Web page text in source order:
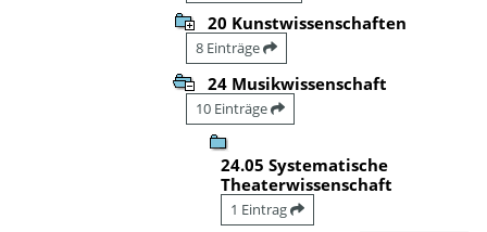
20 Kunstwissenschaften
8 Einträge
24 Musikwissenschaft
10 Einträge
24.05 Systematische
Theaterwissenschaft
1 Eintrag